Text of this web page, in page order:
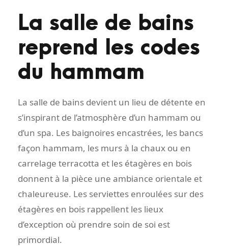
La salle de bains
reprend les codes
du hammam
La salle de bains devient un lieu de détente en
s’inspirant de l’atmosphère d’un hammam ou
d’un spa. Les baignoires encastrées, les bancs
façon hammam, les murs à la chaux ou en
carrelage terracotta et les étagères en bois
donnent à la pièce une ambiance orientale et
chaleureuse. Les serviettes enroulées sur des
étagères en bois rappellent les lieux
d’exception où prendre soin de soi est
primordial.